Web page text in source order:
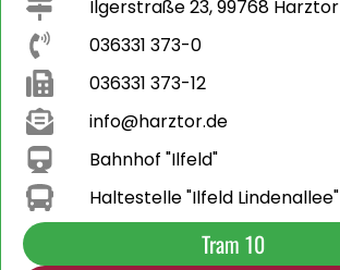
Ilgerstraße 23, 99768 Harztor
036331 373-0
036331 373-12
info@harztor.de
Bahnhof "Ilfeld"
Haltestelle "Ilfeld Lindenallee"
Tram 10